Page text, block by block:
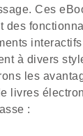
Ces
des
à divers
les
livres
: